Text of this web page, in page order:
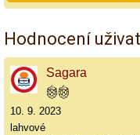
Hodnocení
Sagara
10. 9. 2023
lahvové